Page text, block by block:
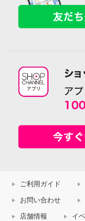
ご利用ガイド
お問い合わせ
店舗情報 イ